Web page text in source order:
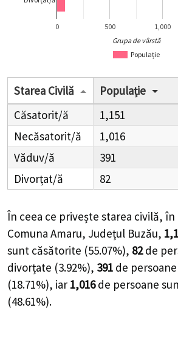
Populație
0 500 1,000
Grupa de vârstă
Starea Civilă Populație
Căsatorit/ă
1,151
Necăsatorit/ă
1,016
Văduv/ă
391
Divorțat/ă
82
În ceea ce privește starea civilă, în
Comuna Amaru, Județul Buzău,
sunt căsătorite (55.07%), 82 de
divorțate (3.92%), 391 de persoane
(18.71%), iar 1,016 de persoane
(48.61%).